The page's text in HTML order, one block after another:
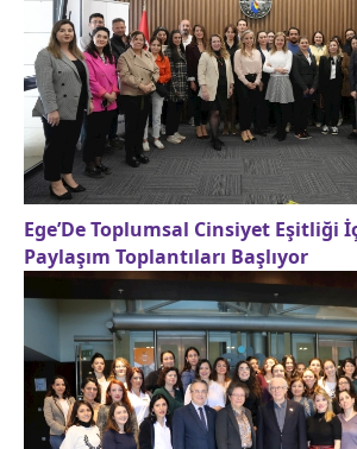
Ege’De Toplumsal Cinsiyet Eşitliği
Paylaşım Toplantıları Başlıyor